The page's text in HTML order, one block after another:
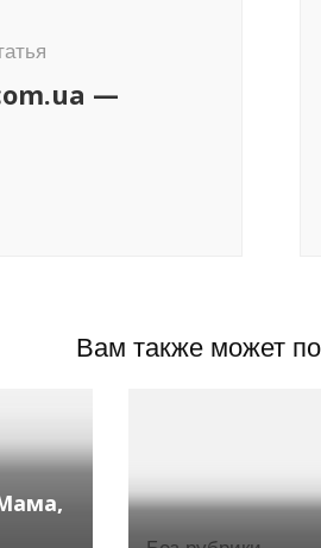
—
Вам также может